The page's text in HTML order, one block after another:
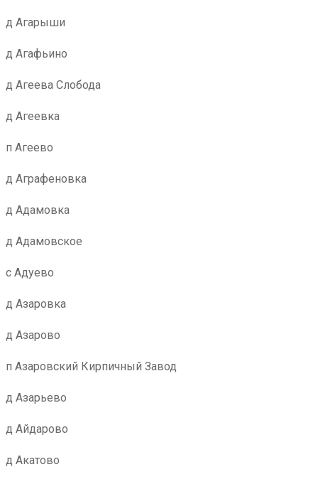
д Агарыши
д Агафьино
д Агеева Слобода
д Агеевка
п Агеево
д Аграфеновка
д Адамовка
д Адамовское
с Адуево
д Азаровка
д Азарово
п Азаровский Кирпичный Завод
д Азарьево
д Айдарово
д Акатово